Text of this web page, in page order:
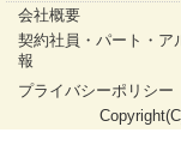
会社概要
契約社員・パート・ア
報
プライバシーポリシー